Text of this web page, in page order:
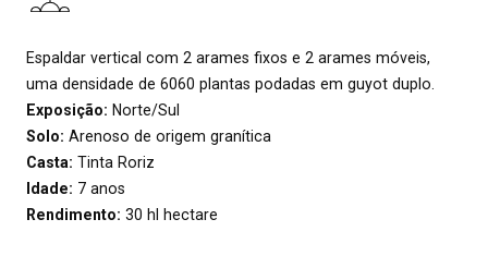
Espaldar vertical com 2 arames fixos e 2 arames móveis,
uma densidade de 6060 plantas podadas em guyot duplo.
Exposição: Norte/Sul
Solo: Arenoso de origem granítica
Casta: Tinta Roriz
Idade: 7 anos
Rendimento: 30 hl hectare